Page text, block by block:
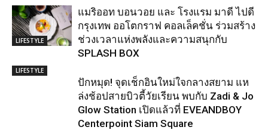
LIFESTYLE
แมริออท บอนวอย และ โรงแรม มาดี ไปดี
กรุงเทพ ออโตกราฟ คอลเล็คชั่น ร่วมสร้าง
ช่วงเวลาแห่งพลังและความสนุกกับ
SPLASH BOX
LIFESTYLE
ปักหมุด! จุดเช็กอินใหม่ใจกลางสยาม แห
ล่งช้อปสายบิวตี้วัยเรียน พบกับ Zadi & Jo
Glow Station เปิดแล้วที่ EVEANDBOY
Centerpoint Siam Square